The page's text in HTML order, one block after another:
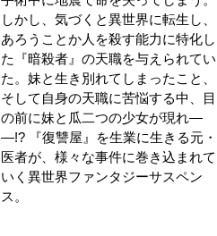
しかし、気づくと異世界に転生し、
あろうことか人を殺す能力に特化し
た『暗殺者』の天職を与えられてい
た。妹と生き別れてしまったこと、
そして自身の天職に苦悩する中、目
の前に妹と瓜二つの少女が現れ―
―!? 『復讐屋』を生業に生きる元・
医者が、様々な事件に巻き込まれて
いく異世界ファンタジーサスペン
ス。